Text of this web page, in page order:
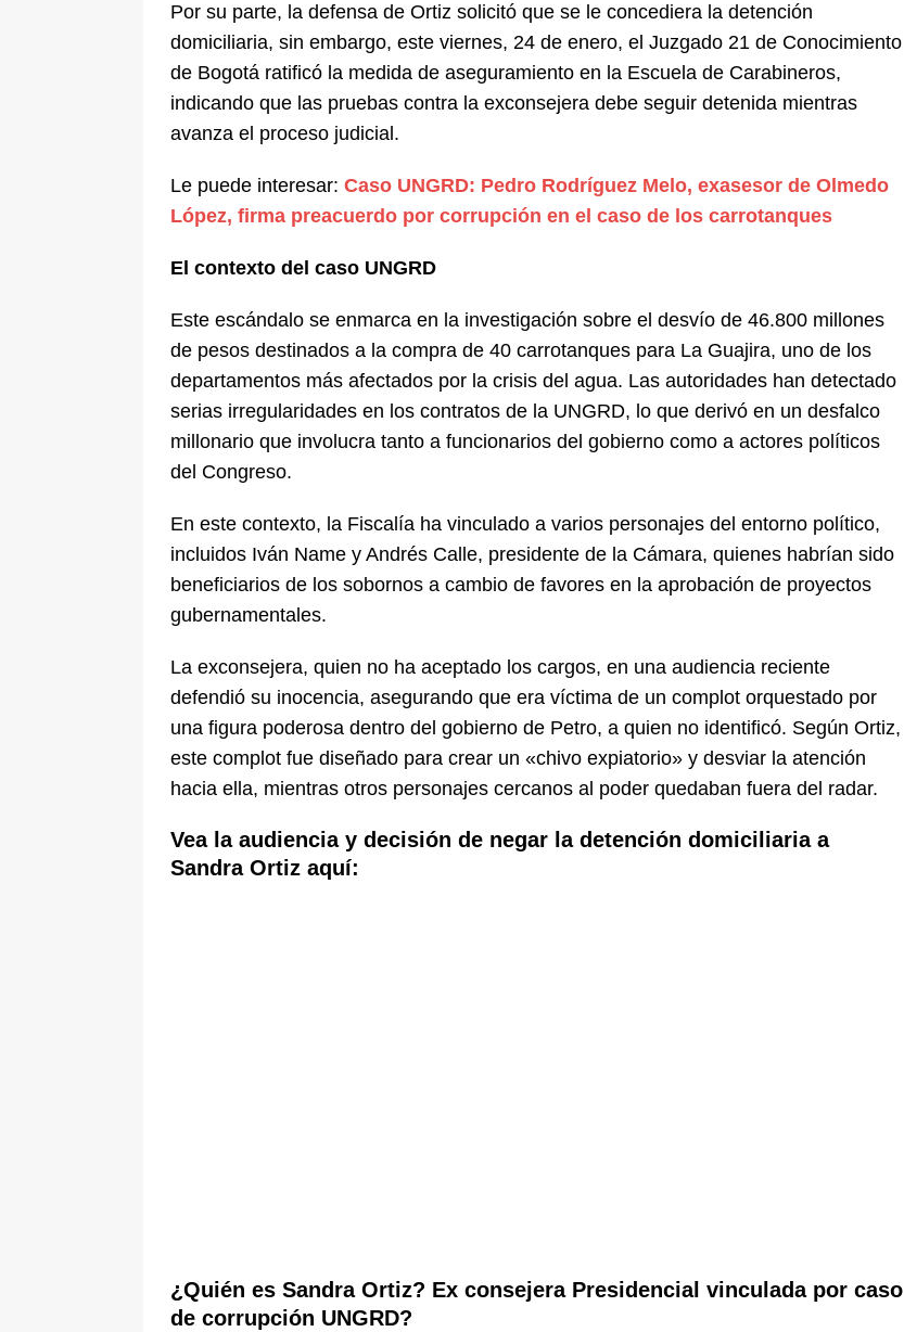
Por su parte, la defensa de Ortiz solicitó que se le concediera la detención
domiciliaria, sin embargo, este viernes, 24 de enero, el Juzgado 21 de Conocimiento
de Bogotá ratificó la medida de aseguramiento en la Escuela de Carabineros,
indicando que las pruebas contra la exconsejera debe seguir detenida mientras
avanza el proceso judicial.
Le puede interesar: Caso UNGRD: Pedro Rodríguez Melo, exasesor de Olmedo
López, firma preacuerdo por corrupción en el caso de los carrotanques
El contexto del caso UNGRD
Este escándalo se enmarca en la investigación sobre el desvío de 46.800 millones
de pesos destinados a la compra de 40 carrotanques para La Guajira, uno de los
departamentos más afectados por la crisis del agua. Las autoridades han detectado
serias irregularidades en los contratos de la UNGRD, lo que derivó en un desfalco
millonario que involucra tanto a funcionarios del gobierno como a actores políticos
del Congreso.
En este contexto, la Fiscalía ha vinculado a varios personajes del entorno político,
incluidos Iván Name y Andrés Calle, presidente de la Cámara, quienes habrían sido
beneficiarios de los sobornos a cambio de favores en la aprobación de proyectos
gubernamentales.
La exconsejera, quien no ha aceptado los cargos, en una audiencia reciente
defendió su inocencia, asegurando que era víctima de un complot orquestado por
una figura poderosa dentro del gobierno de Petro, a quien no identificó. Según Ortiz,
este complot fue diseñado para crear un «chivo expiatorio» y desviar la atención
hacia ella, mientras otros personajes cercanos al poder quedaban fuera del radar.
Vea la audiencia y decisión de negar la detención domiciliaria a
Sandra Ortiz aquí:
¿Quién es Sandra Ortiz? Ex consejera Presidencial vinculada por caso
de corrupción UNGRD?